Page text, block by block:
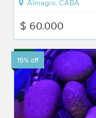
Almagro, CABA
$ 60.000
15% off